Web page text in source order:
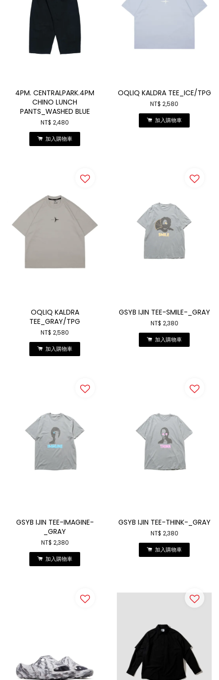
4PM. CENTRALPARK.4PM
CHINO LUNCH
PANTS_WASHED BLUE
NT$ 2,480
加入購物車
OQLIQ KALDRA TEE_ICE/TPG
NT$ 2,580
加入購物車
OQLIQ KALDRA
TEE_GRAY/TPG
NT$ 2,580
加入購物車
GSYB IJIN TEE-SMILE-_GRAY
NT$ 2,380
加入購物車
GSYB IJIN TEE-IMAGINE-
_GRAY
NT$ 2,380
加入購物車
GSYB IJIN TEE-THINK-_GRAY
NT$ 2,380
加入購物車